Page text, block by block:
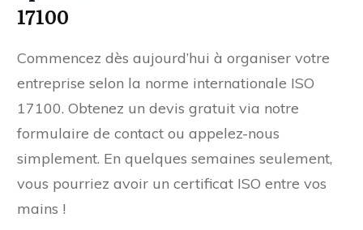
17100
Commencez dès aujourd’hui à organiser votre
entreprise selon la norme internationale ISO
17100. Obtenez un devis gratuit via notre
formulaire de contact ou appelez-nous
simplement. En quelques semaines seulement,
vous pourriez avoir un certificat ISO entre vos
mains !